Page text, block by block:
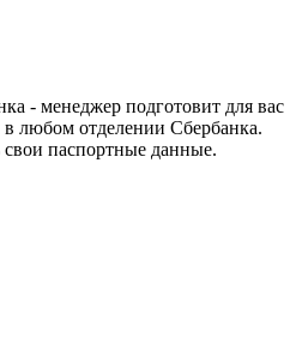
- менеджер подготовит для вас
любом отделении Сбербанка.
свои паспортные данные.